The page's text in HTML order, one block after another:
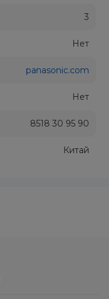
3
Нет
panasonic.com
Нет
8518 30 95 90
Китай